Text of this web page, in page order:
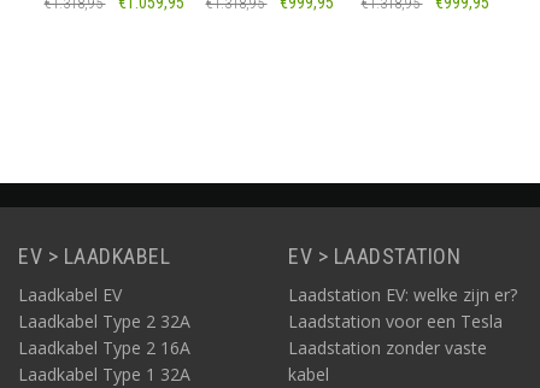
Wit - 5 meter
€1.318,95
Zwart - 5 meter
€1.318,95
Wit - 5 meter
€1.318,95
EV > LAADKABEL
Laadkabel EV
Laadkabel Type 2 32A
Laadkabel Type 2 16A
Laadkabel Type 1 32A
EV > LAADSTATION
Laadstation EV: welke zijn er?
Laadstation voor een Tesla
Laadstation zonder vaste
kabel